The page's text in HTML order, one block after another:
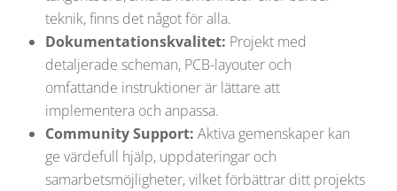
teknik, finns det något för alla.
Dokumentationskvalitet: Projekt med
detaljerade scheman, PCB-layouter och
omfattande instruktioner är lättare att
implementera och anpassa.
Community Support: Aktiva gemenskaper kan
ge värdefull hjälp, uppdateringar och
samarbetsmöjligheter, vilket förbättrar ditt projekts